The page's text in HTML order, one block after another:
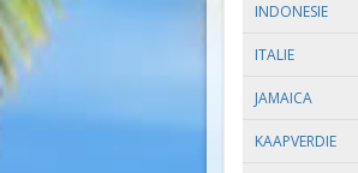
INDONESIE
ITALIE
JAMAICA
KAAPVERDIE